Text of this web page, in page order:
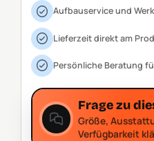
Aufbauservice und
Lieferzeit direkt am
Persönliche Beratung
Frage zu
Größe,
Verfügbarkeit